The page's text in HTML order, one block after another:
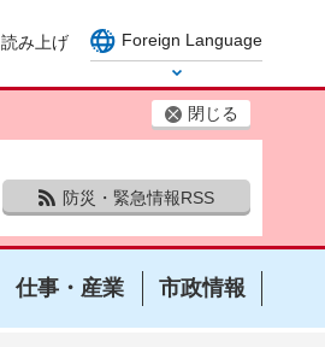
閉じる
防災・緊急情報RSS
読み上げ
Foreign Language
Select Language
仕事・産業 市政情報